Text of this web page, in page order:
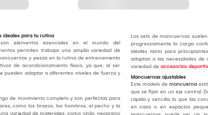
ideales para tu rutina
elementos esenciales en el mundo del
permiten trabajar una amplia variedad de
y pesas en la rutina de entrenamiento
de acondicionamiento físico, ya que, al ser
pueden adaptar a diferentes niveles de fuerza y
de movimiento completo y son perfectas para
como los brazos, los hombros, el pecho y la
variedad de materiales, como vinilo, neopreno
Los sets de mancuernas
progresivamente la carga
ideales tanto para
adaptan a las necesidades de
variedad de accesorios
Mancuernas ajustables
Este modelo de mancuerna
que se fijan en un eje central.
rápida y sencilla, lo que las
en casa o en espacios